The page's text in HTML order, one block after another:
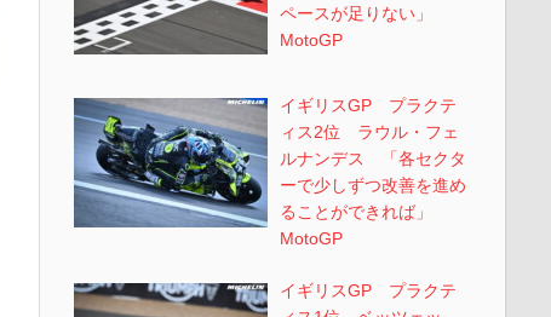
ペースが足りない」
MotoGP
イギリスGP プラクテ
ィス2位 ラウル・フェ
ルナンデス 「各セクタ
ーで少しずつ改善を進め
ることができれば」
MotoGP
イギリスGP プラクテ